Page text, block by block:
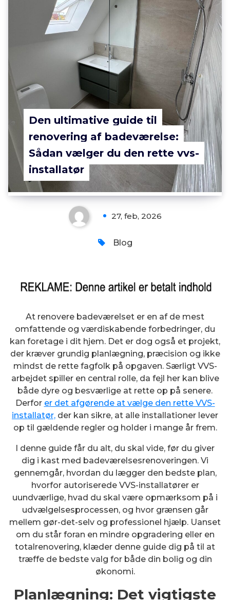
Den ultimative guide til
renovering af badeværelse:
Sådan vælger du den rette vvs-
installatør
27, feb, 2026
Blog
At renovere badeværelset er en af de mest
omfattende og værdiskabende forbedringer, du
kan foretage i dit hjem. Det er dog også et projekt,
der kræver grundig planlægning, præcision og ikke
mindst de rette fagfolk på opgaven. Særligt VVS-
arbejdet spiller en central rolle, da fejl her kan blive
både dyre og besværlige at rette op på senere.
Derfor er det afgørende at vælge den rette VVS-
installatør, der kan sikre, at alle installationer lever
op til gældende regler og holder i mange år frem.
I denne guide får du alt, du skal vide, før du giver
dig i kast med badeværelsesrenoveringen. Vi
gennemgår, hvordan du lægger den bedste plan,
hvorfor autoriserede VVS-installatører er
uundværlige, hvad du skal være opmærksom på i
udvælgelsesprocessen, og hvor grænsen går
mellem gør-det-selv og professionel hjælp. Uanset
om du står foran en mindre opgradering eller en
totalrenovering, klæder denne guide dig på til at
træffe de bedste valg for både din bolig og din
økonomi.
Planlægning: Det vigtigste